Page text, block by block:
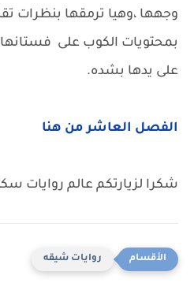
وجهها ،وهيا ترمقها بنظرات
بمحتويات الكوب على
على يدها بشده.
الفصل العاشر من هنا
شكرا لزيارتكم عالم روايات
روايات شيقه